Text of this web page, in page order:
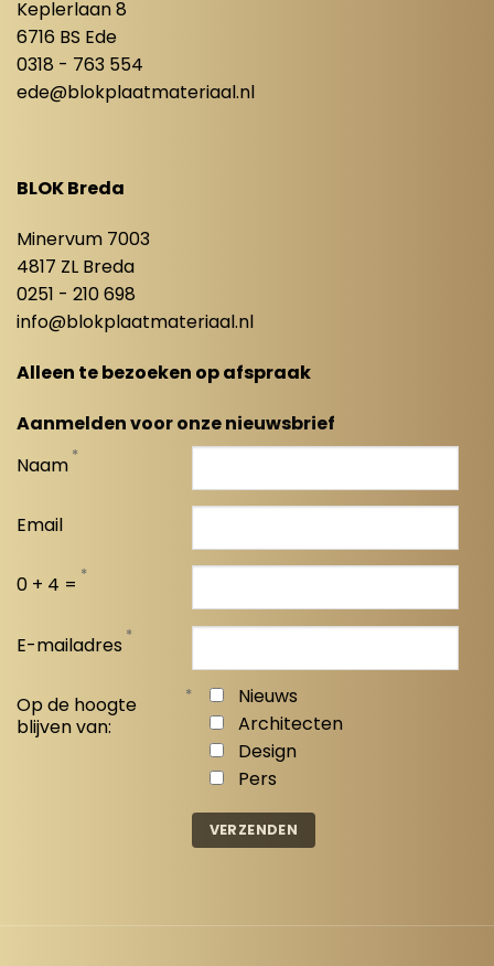
Keplerlaan 8
6716 BS Ede
0318 - 763 554
ede@blokplaatmateriaal.nl
BLOK Breda
Minervum 7003
4817 ZL Breda
0251 - 210 698
info@blokplaatmateriaal.nl
Alleen te bezoeken op afspraak
Aanmelden voor onze nieuwsbrief
Naam *
Email
0 + 4 = *
E-mailadres *
Op de hoogte
blijven van:
*
Nieuws
Architecten
Design
Pers